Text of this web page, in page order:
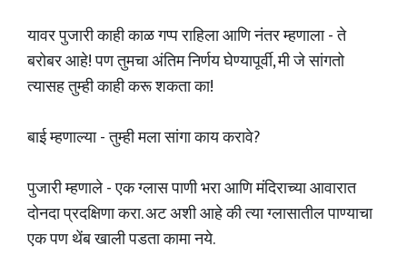
यावर पुजारी काही काळ गप्प राहिला आणि नंतर म्हणाला - ते
बरोबर आहे! पण तुमचा अंतिम निर्णय घेण्यापूर्वी, मी जे सांगतो
त्यासह तुम्ही काही करू शकता का!
बाई म्हणाल्या - तुम्ही मला सांगा काय करावे?
पुजारी म्हणाले - एक ग्लास पाणी भरा आणि मंदिराच्या आवारात
दोनदा प्रदक्षिणा करा. अट अशी आहे की त्या ग्लासातील पाण्याचा
एक पण थेंब खाली पडता कामा नये.